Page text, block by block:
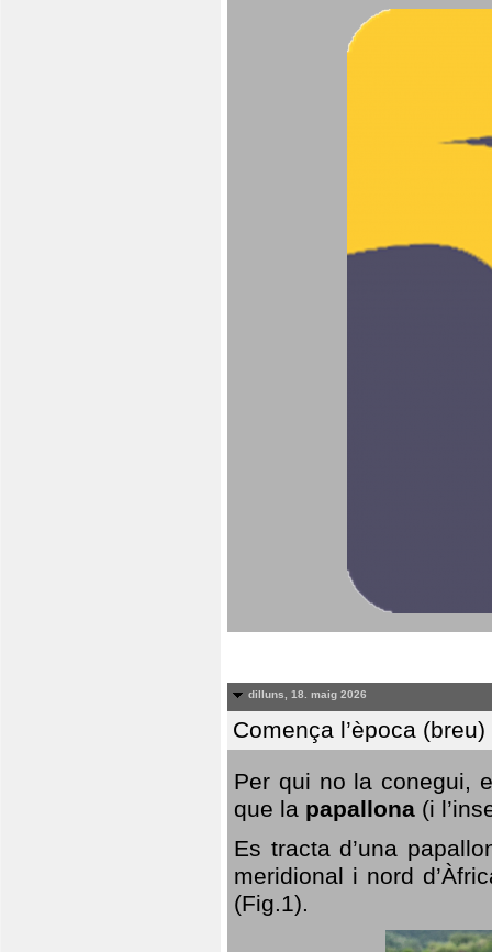
dilluns, 18. maig 2026
Comença l’època
Per qui no la conegui,
que la papallona (i
Es tracta d’una
meridional i nord
(Fig.1).